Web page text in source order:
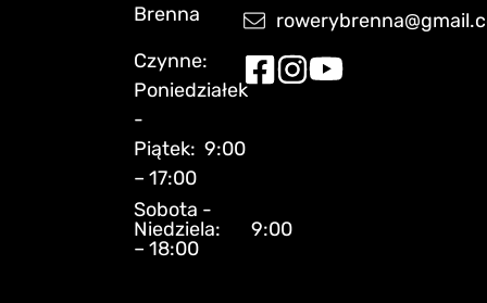
Brenna
Czynne:
Poniedziałek
-
Piątek: 9:00
– 17:00
Sobota -
Niedziela: 9:00
– 18:00